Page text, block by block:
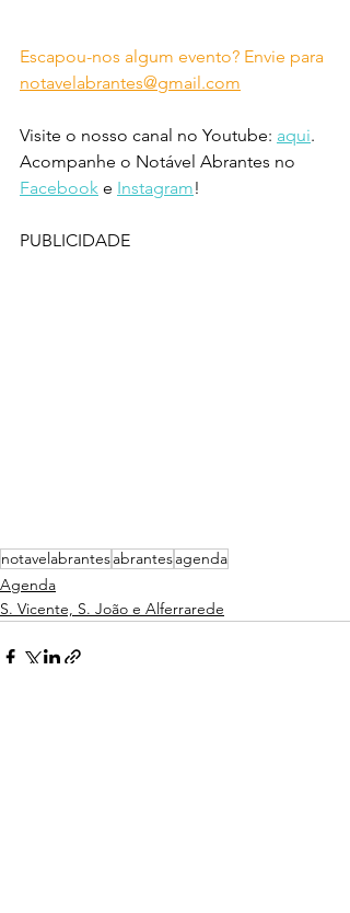
Escapou-nos algum evento? Envie para
notavelabrantes@gmail.com
Visite o nosso canal no Youtube: aqui.
Acompanhe o Notável Abrantes no
Facebook e Instagram!
PUBLICIDADE
notavelabrantesabrantesagenda
Agenda
S. Vicente, S. João e Alferrarede